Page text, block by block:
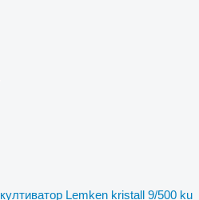
култиватор Lemken kristall 9/500 ku